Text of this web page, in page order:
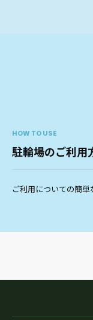
HOW TO USE
駐輪場のご利用
ご利用についての簡単